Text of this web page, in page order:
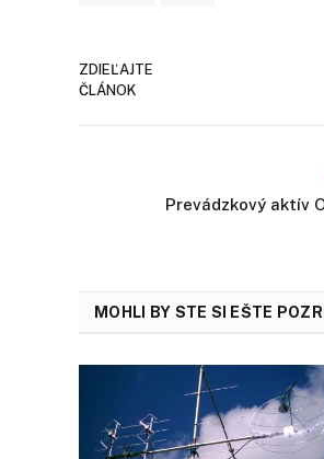
ZDIEĽAJTE
ČLÁNOK
Prevádzkový aktív
MOHLI BY STE SI EŠTE